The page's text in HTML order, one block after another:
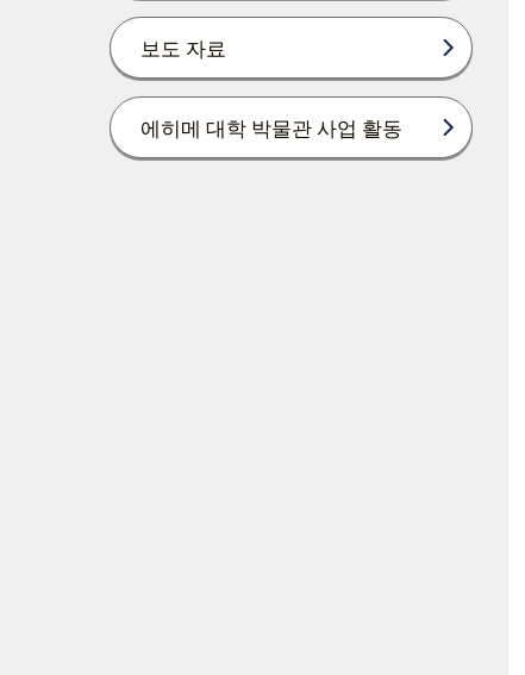
보도 자료
에히메 대학 박물관 사업 활동